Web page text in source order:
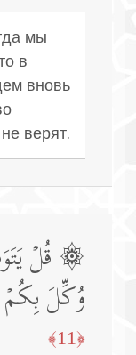
мы
в
вновь
верят.
۞ قُلۡ
وُكِّلَ بِكُمۡ
﴿11﴾